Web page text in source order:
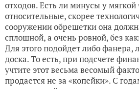
отходов. Есть ли минусы у
относительные, скорее
сооружении обрешетки она
сплошной, а очень ровной, без
Для этого подойдет либо фанера,
доска. То есть, при подсчете
учтите этот весьма весомый
продается не за «копейки». С